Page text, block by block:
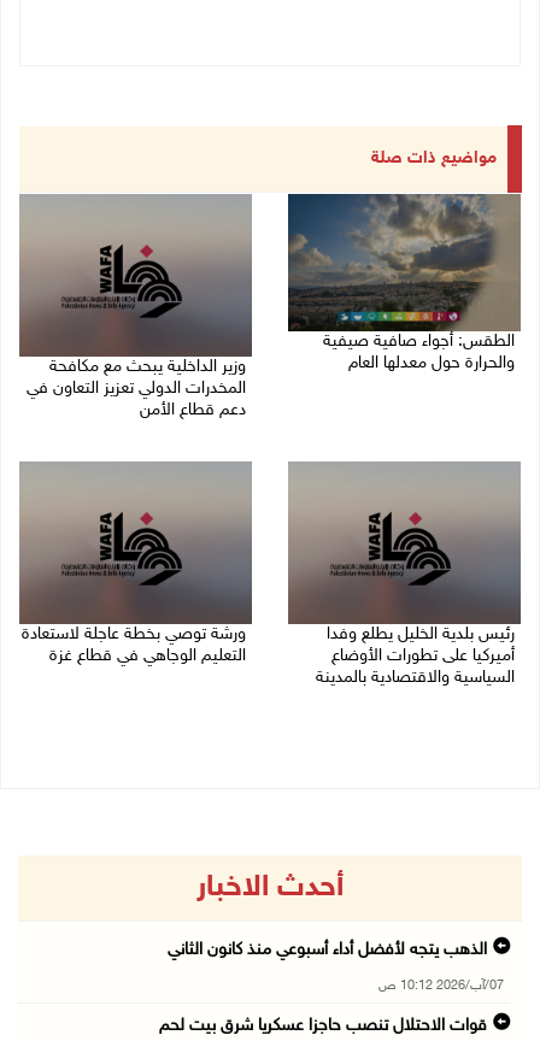
مواضيع ذات صلة
الطقس: أجواء صافية صيفية
والحرارة حول معدلها العام
وزير الداخلية يبحث مع مكافحة
المخدرات الدولي تعزيز التعاون في
دعم قطاع الأمن
رئيس بلدية الخليل يطلع وفدا
أميركيا على تطورات الأوضاع
السياسية والاقتصادية بالمدينة
ورشة توصي بخطة عاجلة لاستعادة
التعليم الوجاهي في قطاع غزة
أحدث الاخبار
الذهب يتجه لأفضل أداء أسبوعي منذ كانون الثاني
07/آب/2026 10:12 ص
قوات الاحتلال تنصب حاجزا عسكريا شرق بيت لحم